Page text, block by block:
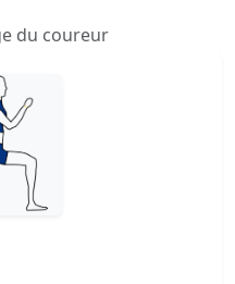
du coureur